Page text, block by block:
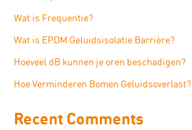
Wat is Frequentie?
Wat is EPDM Geluidsisolatie Barrière?
Hoeveel dB kunnen je oren beschadigen?
Hoe Verminderen Bomen Geluidsoverlast?
Recent Comments